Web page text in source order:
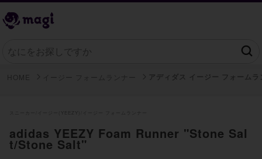
adidas YEEZY Foam Runner "Stone Sal
t/Stone Salt"